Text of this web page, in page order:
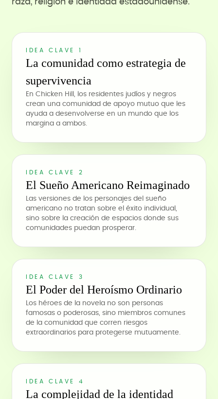
raza, religión e identidad estadounidense.
IDEA CLAVE 1
La comunidad como estrategia de
supervivencia
En Chicken Hill, los residentes judíos y negros
crean una comunidad de apoyo mutuo que les
ayuda a desenvolverse en un mundo que los
margina a ambos.
IDEA CLAVE 2
El Sueño Americano Reimaginado
Las versiones de los personajes del sueño
americano no tratan sobre el éxito individual,
sino sobre la creación de espacios donde sus
comunidades puedan prosperar.
IDEA CLAVE 3
El Poder del Heroísmo Ordinario
Los héroes de la novela no son personas
famosas o poderosas, sino miembros comunes
de la comunidad que corren riesgos
extraordinarios para protegerse mutuamente.
IDEA CLAVE 4
La complejidad de la identidad